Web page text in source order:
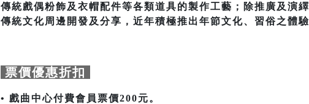
傳統戲偶粉飾及衣帽配件等各類道具的製作工藝；除推廣及演
傳統文化周邊開發及分享，近年積極推出年節文化、習俗之體
票價優惠折扣
• 戲曲中心付費會員票價200元。